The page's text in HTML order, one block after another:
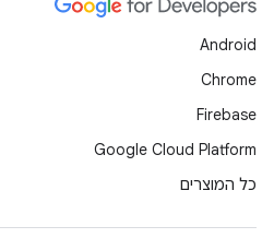
Android
Chrome
Firebase
Google Cloud Platform
כל המוצרים